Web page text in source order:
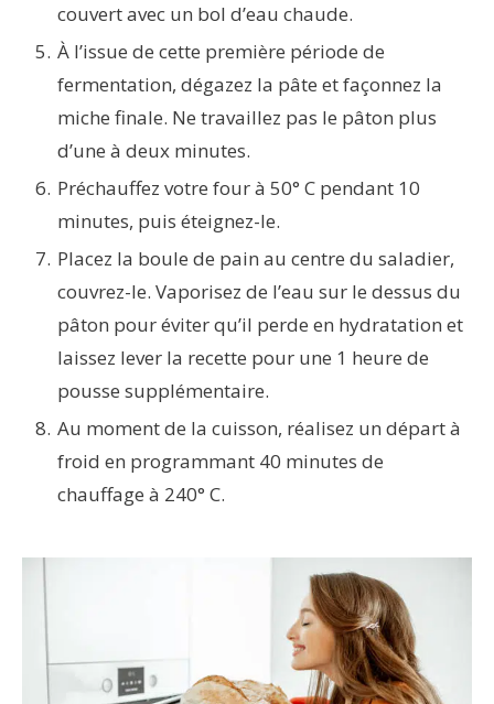
couvert avec un bol d’eau chaude.
À l’issue de cette première période de
fermentation, dégazez la pâte et façonnez la
miche finale. Ne travaillez pas le pâton plus
d’une à deux minutes.
Préchauffez votre four à 50° C pendant 10
minutes, puis éteignez-le.
Placez la boule de pain au centre du saladier,
couvrez-le. Vaporisez de l’eau sur le dessus du
pâton pour éviter qu’il perde en hydratation et
laissez lever la recette pour une 1 heure de
pousse supplémentaire.
Au moment de la cuisson, réalisez un départ à
froid en programmant 40 minutes de
chauffage à 240° C.